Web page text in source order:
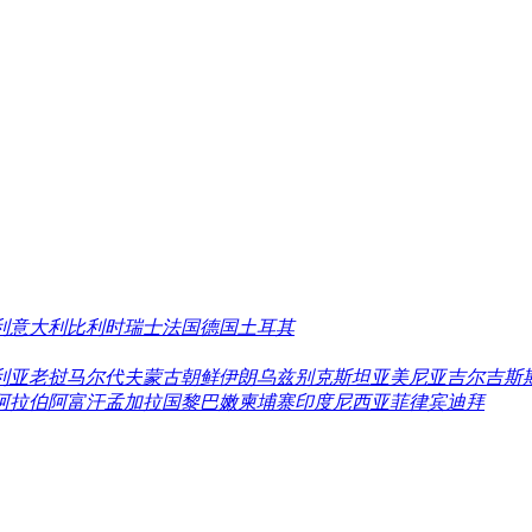
意大利比利时瑞士法国德国土耳其
亚老挝马尔代夫蒙古朝鲜伊朗乌兹别克斯坦亚美尼亚吉尔吉斯
拉伯阿富汗孟加拉国黎巴嫩柬埔寨印度尼西亚菲律宾迪拜